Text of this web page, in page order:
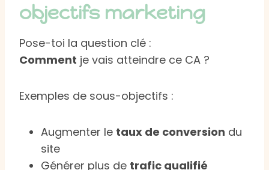
objectifs marketing
Pose-toi la question clé :
Comment je vais atteindre ce CA ?
Exemples de sous-objectifs :
Augmenter le taux de conversion du
site
Générer plus de trafic qualifié